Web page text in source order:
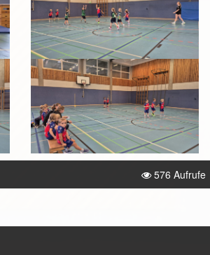
576 Aufrufe